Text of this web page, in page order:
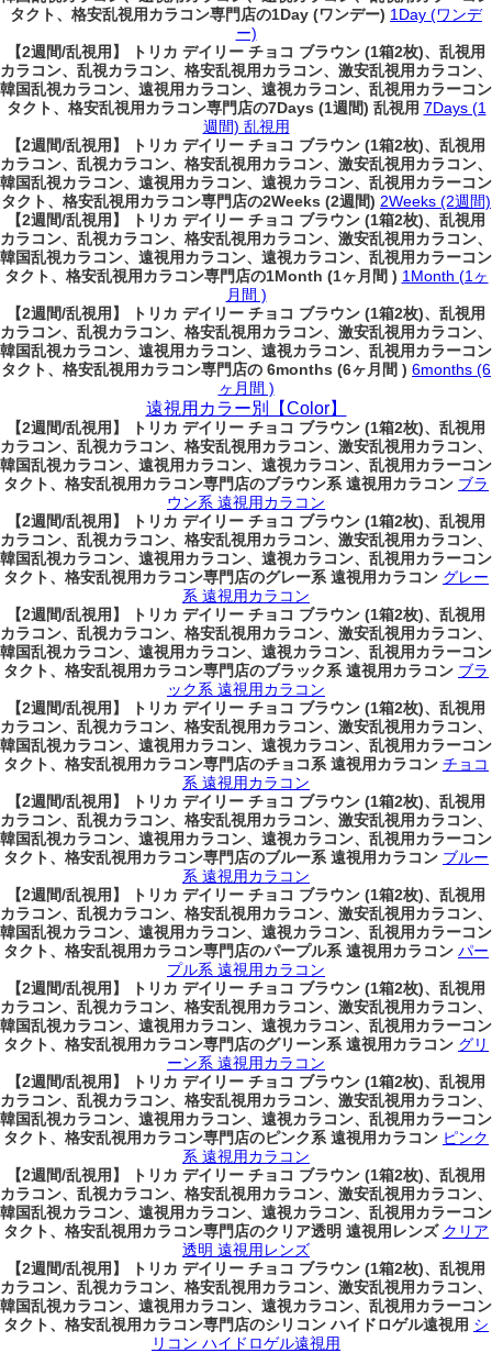
タクト、格安乱視用カラコン専門店の1Day (ワンデー) 1Day (ワンデ
ー)
【2週間/乱視用】 トリカ デイリー チョコ ブラウン (1箱2枚)、乱視用
カラコン、乱視カラコン、格安乱視用カラコン、激安乱視用カラコン、
韓国乱視カラコン、遠視用カラコン、遠視カラコン、乱視用カラーコン
タクト、格安乱視用カラコン専門店の7Days (1週間) 乱視用 7Days (1
週間) 乱視用
【2週間/乱視用】 トリカ デイリー チョコ ブラウン (1箱2枚)、乱視用
カラコン、乱視カラコン、格安乱視用カラコン、激安乱視用カラコン、
韓国乱視カラコン、遠視用カラコン、遠視カラコン、乱視用カラーコン
タクト、格安乱視用カラコン専門店の2Weeks (2週間) 2Weeks (2週間)
【2週間/乱視用】 トリカ デイリー チョコ ブラウン (1箱2枚)、乱視用
カラコン、乱視カラコン、格安乱視用カラコン、激安乱視用カラコン、
韓国乱視カラコン、遠視用カラコン、遠視カラコン、乱視用カラーコン
タクト、格安乱視用カラコン専門店の1Month (1ヶ月間 ) 1Month (1ヶ
月間 )
【2週間/乱視用】 トリカ デイリー チョコ ブラウン (1箱2枚)、乱視用
カラコン、乱視カラコン、格安乱視用カラコン、激安乱視用カラコン、
韓国乱視カラコン、遠視用カラコン、遠視カラコン、乱視用カラーコン
タクト、格安乱視用カラコン専門店の 6months (6ヶ月間 ) 6months (6
ヶ月間 )
遠視用カラー別【Color】
【2週間/乱視用】 トリカ デイリー チョコ ブラウン (1箱2枚)、乱視用
カラコン、乱視カラコン、格安乱視用カラコン、激安乱視用カラコン、
韓国乱視カラコン、遠視用カラコン、遠視カラコン、乱視用カラーコン
タクト、格安乱視用カラコン専門店のブラウン系 遠視用カラコン ブラ
ウン系 遠視用カラコン
【2週間/乱視用】 トリカ デイリー チョコ ブラウン (1箱2枚)、乱視用
カラコン、乱視カラコン、格安乱視用カラコン、激安乱視用カラコン、
韓国乱視カラコン、遠視用カラコン、遠視カラコン、乱視用カラーコン
タクト、格安乱視用カラコン専門店のグレー系 遠視用カラコン グレー
系 遠視用カラコン
【2週間/乱視用】 トリカ デイリー チョコ ブラウン (1箱2枚)、乱視用
カラコン、乱視カラコン、格安乱視用カラコン、激安乱視用カラコン、
韓国乱視カラコン、遠視用カラコン、遠視カラコン、乱視用カラーコン
タクト、格安乱視用カラコン専門店のブラック系 遠視用カラコン ブラ
ック系 遠視用カラコン
【2週間/乱視用】 トリカ デイリー チョコ ブラウン (1箱2枚)、乱視用
カラコン、乱視カラコン、格安乱視用カラコン、激安乱視用カラコン、
韓国乱視カラコン、遠視用カラコン、遠視カラコン、乱視用カラーコン
タクト、格安乱視用カラコン専門店のチョコ系 遠視用カラコン チョコ
系 遠視用カラコン
【2週間/乱視用】 トリカ デイリー チョコ ブラウン (1箱2枚)、乱視用
カラコン、乱視カラコン、格安乱視用カラコン、激安乱視用カラコン、
韓国乱視カラコン、遠視用カラコン、遠視カラコン、乱視用カラーコン
タクト、格安乱視用カラコン専門店のブルー系 遠視用カラコン ブルー
系 遠視用カラコン
【2週間/乱視用】 トリカ デイリー チョコ ブラウン (1箱2枚)、乱視用
カラコン、乱視カラコン、格安乱視用カラコン、激安乱視用カラコン、
韓国乱視カラコン、遠視用カラコン、遠視カラコン、乱視用カラーコン
タクト、格安乱視用カラコン専門店のパープル系 遠視用カラコン パー
プル系 遠視用カラコン
【2週間/乱視用】 トリカ デイリー チョコ ブラウン (1箱2枚)、乱視用
カラコン、乱視カラコン、格安乱視用カラコン、激安乱視用カラコン、
韓国乱視カラコン、遠視用カラコン、遠視カラコン、乱視用カラーコン
タクト、格安乱視用カラコン専門店のグリーン系 遠視用カラコン グリ
ーン系 遠視用カラコン
【2週間/乱視用】 トリカ デイリー チョコ ブラウン (1箱2枚)、乱視用
カラコン、乱視カラコン、格安乱視用カラコン、激安乱視用カラコン、
韓国乱視カラコン、遠視用カラコン、遠視カラコン、乱視用カラーコン
タクト、格安乱視用カラコン専門店のピンク系 遠視用カラコン ピンク
系 遠視用カラコン
【2週間/乱視用】 トリカ デイリー チョコ ブラウン (1箱2枚)、乱視用
カラコン、乱視カラコン、格安乱視用カラコン、激安乱視用カラコン、
韓国乱視カラコン、遠視用カラコン、遠視カラコン、乱視用カラーコン
タクト、格安乱視用カラコン専門店のクリア透明 遠視用レンズ クリア
透明 遠視用レンズ
【2週間/乱視用】 トリカ デイリー チョコ ブラウン (1箱2枚)、乱視用
カラコン、乱視カラコン、格安乱視用カラコン、激安乱視用カラコン、
韓国乱視カラコン、遠視用カラコン、遠視カラコン、乱視用カラーコン
タクト、格安乱視用カラコン専門店のシリコン ハイドロゲル遠視用 シ
リコン ハイドロゲル遠視用